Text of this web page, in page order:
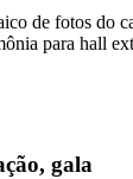
de fotos do
para hall
gala